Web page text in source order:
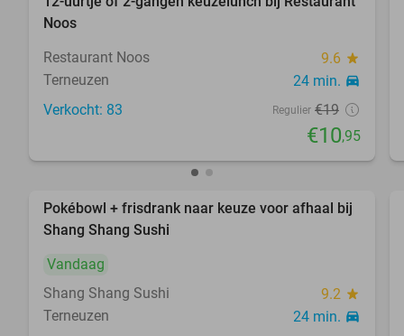
42%
Noos
Restaurant Noos
9.6 star
Terneuzen 24 min. directions_car
Verkocht: 83 Regulier €19
€10,95
49%
Pokébowl + frisdrank naar keuze voor afhaal bij
Shang Shang Sushi
Vandaag
Shang Shang Sushi
9.2 star
Terneuzen 24 min. directions_car